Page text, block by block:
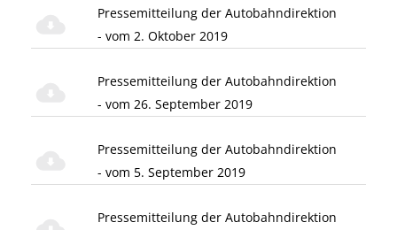
Pressemitteilung der Autobahndirektion
- vom 2. Oktober 2019
Pressemitteilung der Autobahndirektion
- vom 26. September 2019
Pressemitteilung der Autobahndirektion
- vom 5. September 2019
Pressemitteilung der Autobahndirektion